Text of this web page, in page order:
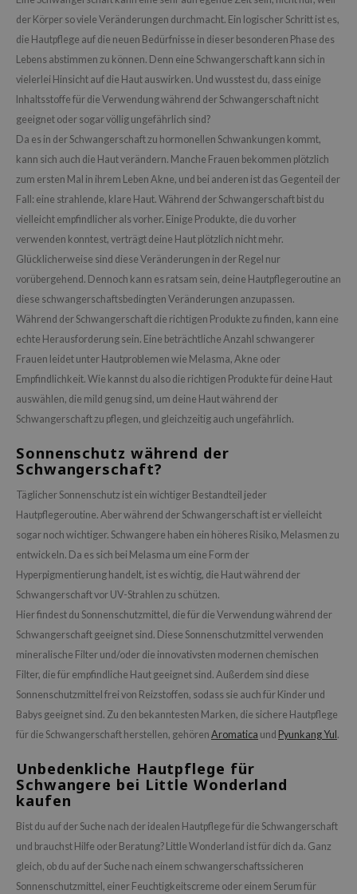
der Körper so viele Veränderungen durchmacht. Ein logischer Schritt ist es,
die Hautpflege auf die neuen Bedürfnisse in dieser besonderen Phase des
Lebens abstimmen zu können. Denn eine Schwangerschaft kann sich in
vielerlei Hinsicht auf die Haut auswirken. Und wusstest du, dass einige
Inhaltsstoffe für die Verwendung während der Schwangerschaft nicht
geeignet oder sogar völlig ungefährlich sind?
Da es in der Schwangerschaft zu hormonellen Schwankungen kommt,
kann sich auch die Haut verändern. Manche Frauen bekommen plötzlich
zum ersten Mal in ihrem Leben Akne, und bei anderen ist das Gegenteil der
Fall: eine strahlende, klare Haut. Während der Schwangerschaft bist du
vielleicht empfindlicher als vorher. Einige Produkte, die du vorher
verwenden konntest, verträgt deine Haut plötzlich nicht mehr.
Glücklicherweise sind diese Veränderungen in der Regel nur
vorübergehend. Dennoch kann es ratsam sein, deine Hautpflegeroutine an
diese schwangerschaftsbedingten Veränderungen anzupassen.
Während der Schwangerschaft die richtigen Produkte zu finden, kann eine
echte Herausforderung sein. Eine beträchtliche Anzahl schwangerer
Frauen leidet unter Hautproblemen wie Melasma, Akne oder
Empfindlichkeit. Wie kannst du also die richtigen Produkte für deine Haut
auswählen, die mild genug sind, um deine Haut während der
Schwangerschaft zu pflegen, und gleichzeitig auch ungefährlich.
Sonnenschutz während der
Schwangerschaft?
Täglicher Sonnenschutz ist ein wichtiger Bestandteil jeder
Hautpflegeroutine. Aber während der Schwangerschaft ist er vielleicht
sogar noch wichtiger. Schwangere haben ein höheres Risiko, Melasmen zu
entwickeln. Da es sich bei Melasma um eine Form der
Hyperpigmentierung handelt, ist es wichtig, die Haut während der
Schwangerschaft vor UV-Strahlen zu schützen.
Hier findest du Sonnenschutzmittel, die für die Verwendung während der
Schwangerschaft geeignet sind. Diese Sonnenschutzmittel verwenden
mineralische Filter und/oder die innovativsten modernen chemischen
Filter, die für empfindliche Haut geeignet sind. Außerdem sind diese
Sonnenschutzmittel frei von Reizstoffen, sodass sie auch für Kinder und
Babys geeignet sind. Zu den bekanntesten Marken, die sichere Hautpflege
für die Schwangerschaft herstellen, gehören Aromatica und Pyunkang Yul .
Unbedenkliche Hautpflege für
Schwangere bei Little Wonderland
kaufen
Bist du auf der Suche nach der idealen Hautpflege für die Schwangerschaft
und brauchst Hilfe oder Beratung? Little Wonderland ist für dich da. Ganz
gleich, ob du auf der Suche nach einem schwangerschaftssicheren
Sonnenschutzmittel, einer Feuchtigkeitscreme oder einem Serum für